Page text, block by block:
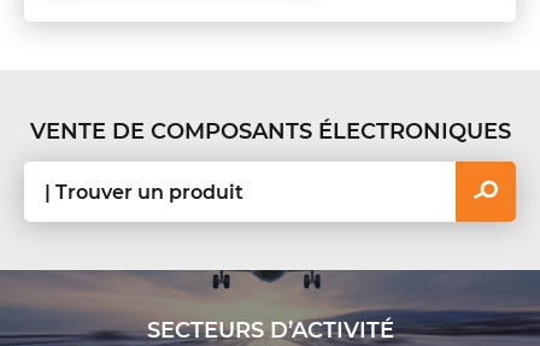
VENTE DE COMPOSANTS ÉLECTRONIQUES
SECTEURS D’ACTIVITÉ